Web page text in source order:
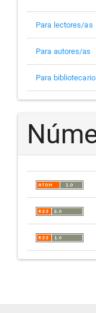
Para lectores/as
Para autores/as
Para